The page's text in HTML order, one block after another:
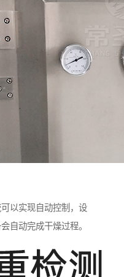
以实现自动控制，设
自动完成干燥过程。